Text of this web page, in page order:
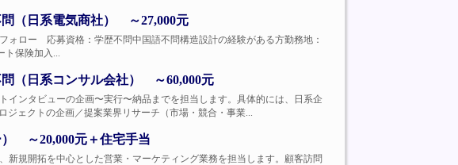
（日系電気商社） ～27,000元
ォロー 応募資格：学歴不問中国語不問構造設計の経験がある方勤務地：
ト保険加入...
（日系コンサル会社） ～60,000元
インタビューの企画〜実行〜納品までを担当します。具体的には、日系企
ェクトの企画／提案業界リサーチ（市場・競合・事業...
～20,000元＋住宅手当
新規開拓を中心とした営業・マーケティング業務を担当します。顧客訪問